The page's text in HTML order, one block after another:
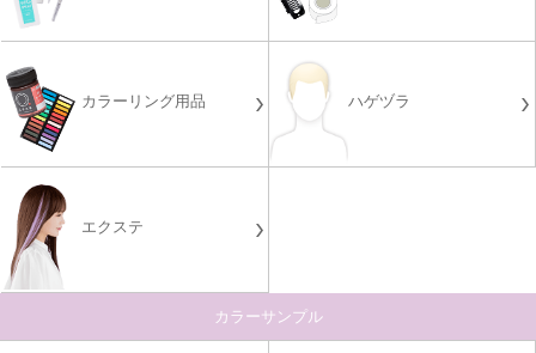
カラーリング用品 ハゲヅラ
エクステ
カラーサンプル